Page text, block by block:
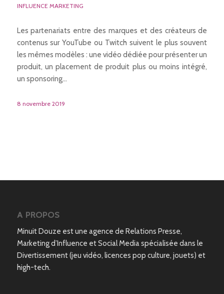
INFLUENCE MARKETING
Les partenariats entre des marques et des créateurs de
contenus sur YouTube ou Twitch suivent le plus souvent
les mêmes modèles : une vidéo dédiée pour présenter un
produit, un placement de produit plus ou moins intégré,
un sponsoring…
8 novembre 2019
A PROPOS
Minuit Douze est une agence de Relations Presse,
Marketing d’Influence et Social Media spécialisée dans le
Divertissement (jeu vidéo, licences pop culture, jouets) et
high-tech.